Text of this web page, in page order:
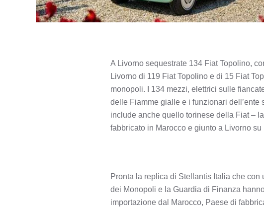
A Livorno sequestrate 134 Fiat Topolino,
Livorno di 119 Fiat Topolino e di 15 Fiat
monopoli. I 134 mezzi, elettrici sulle
delle Fiamme gialle e i funzionari
include anche quello torinese della Fiat –
fabbricato in Marocco e giunto a Livorno su
Pronta la replica di Stellantis Italia che con
dei Monopoli e la Guardia di Finanza
importazione dal Marocco, Paese di